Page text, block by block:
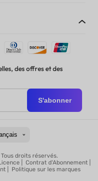
des offres et des
S'abonner
droits réservés.
Contrat d'Abonnement
Politique sur les marques